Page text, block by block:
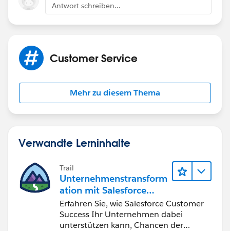
Antwort schreiben...
Customer Service
Mehr zu diesem Thema
Verwandte Lerninhalte
Trail
Unternehmenstransform
ation mit Salesforce
Customer Success
Erfahren Sie, wie Salesforce Customer
Success Ihr Unternehmen dabei
unterstützen kann, Chancen der